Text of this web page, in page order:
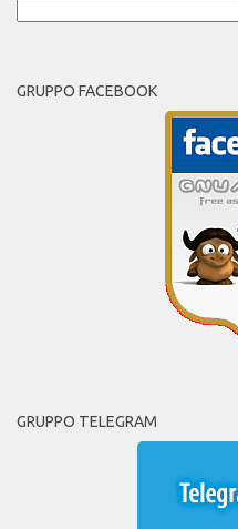
GRUPPO FACEBOOK
GRUPPO TELEGRAM